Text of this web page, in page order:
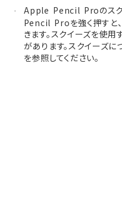
·
Apple Pencil Proのスク
Pencil Proを強く押すと
きます。スクイーズを使
があります。スクイーズに
を参照してください。